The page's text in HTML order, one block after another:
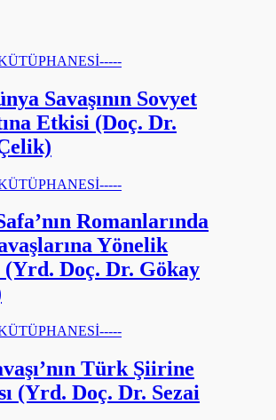
Savaşının Sovyet
Etkisi (Doç. Dr.
Romanlarında
Yönelik
Doç. Dr. Gökay
Türk Şiirine
(Yrd. Doç. Dr. Sezai